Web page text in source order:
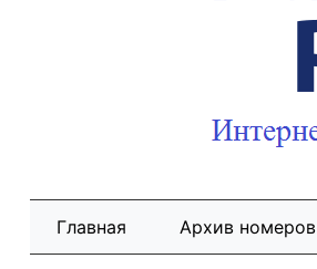
Главная Архив номеров